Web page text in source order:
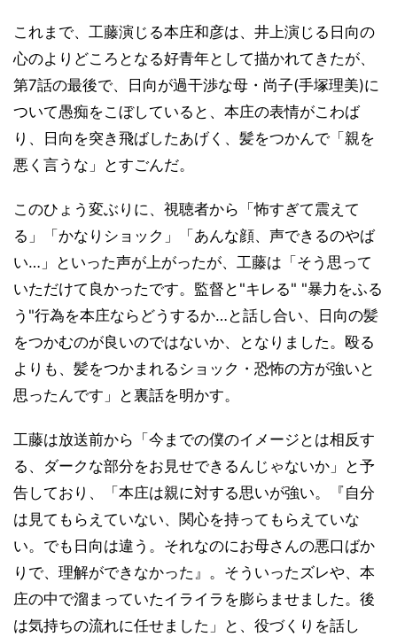
これまで、工藤演じる本庄和彦は、井上演じる日向の
心のよりどころとなる好青年として描かれてきたが、
第7話の最後で、日向が過干渉な母・尚子(手塚理美)に
ついて愚痴をこぼしていると、本庄の表情がこわば
り、日向を突き飛ばしたあげく、髪をつかんで「親を
悪く言うな」とすごんだ。
このひょう変ぶりに、視聴者から「怖すぎて震えて
る」「かなりショック」「あんな顔、声できるのやば
い…」といった声が上がったが、工藤は「そう思って
いただけて良かったです。監督と"キレる" "暴力をふる
う"行為を本庄ならどうするか…と話し合い、日向の髪
をつかむのが良いのではないか、となりました。殴る
よりも、髪をつかまれるショック・恐怖の方が強いと
思ったんです」と裏話を明かす。
工藤は放送前から「今までの僕のイメージとは相反す
る、ダークな部分をお見せできるんじゃないか」と予
告しており、「本庄は親に対する思いが強い。『自分
は見てもらえていない、関心を持ってもらえていな
い。でも日向は違う。それなのにお母さんの悪口ばか
りで、理解ができなかった』。そういったズレや、本
庄の中で溜まっていたイライラを膨らませました。後
は気持ちの流れに任せました」と、役づくりを話し